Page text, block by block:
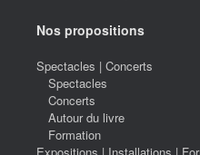
Nos propositions
Spectacles | Concerts
Spectacles
Concerts
Autour du livre
Formation